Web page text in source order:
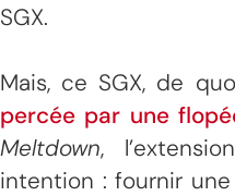
SGX.
Mais, ce SGX, de
percée par une
Meltdown,
intention : fournir une